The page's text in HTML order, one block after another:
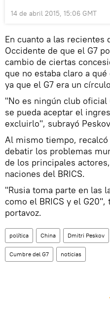
14 de abril 2015, 15:06 GMT
En cuanto a las recientes
Occidente de que el G7
cambio de ciertas
que no estaba claro a
ya que el G7 era un
"No es ningún club oficial
se pueda aceptar el
excluirlo", subrayó
Al mismo tiempo,
debatir los problemas
de los principales
naciones del BRICS.
"Rusia toma parte en las
como el BRICS y el
portavoz.
política China Dmitri Peskov
Cumbre del G7 noticias